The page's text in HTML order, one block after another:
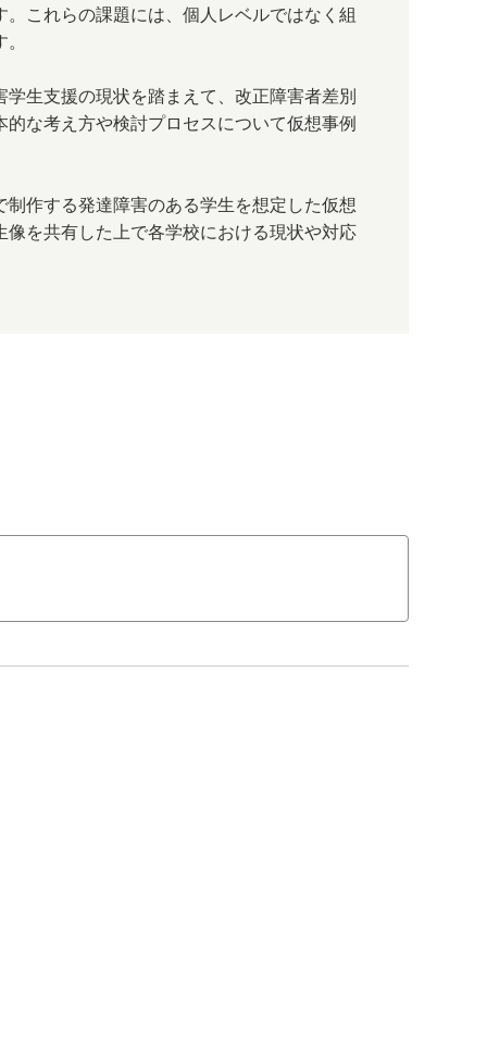
これらの課題には、個人レベルではなく組
生支援の現状を踏まえて、改正障害者差別
な考え方や検討プロセスについて仮想事例
作する発達障害のある学生を想定した仮想
を共有した上で各学校における現状や対応